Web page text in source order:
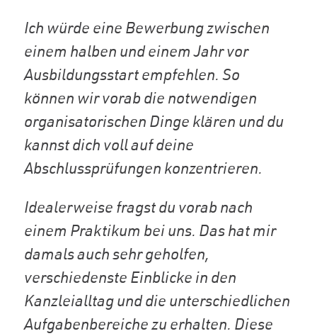
Ich würde eine Bewerbung zwischen
einem halben und einem Jahr vor
Ausbildungsstart empfehlen. So
können wir vorab die notwendigen
organisatorischen Dinge klären und du
kannst dich voll auf deine
Abschlussprüfungen konzentrieren.
Idealerweise fragst du vorab nach
einem Praktikum bei uns. Das hat mir
damals auch sehr geholfen,
verschiedenste Einblicke in den
Kanzleialltag und die unterschiedlichen
Aufgabenbereiche zu erhalten. Diese